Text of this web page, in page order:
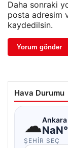
Daha sonraki
posta adresim
kaydedilsin.
Hava Durumu
☁Ankara
ŞEHIR SEÇ